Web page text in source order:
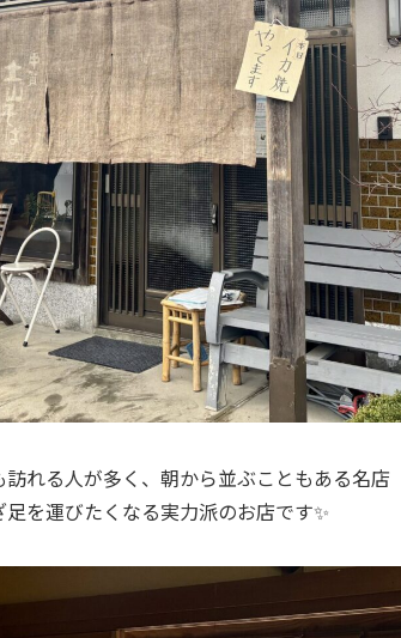
れる人が多く、朝から並ぶこともある名店
を運びたくなる実力派のお店です✨